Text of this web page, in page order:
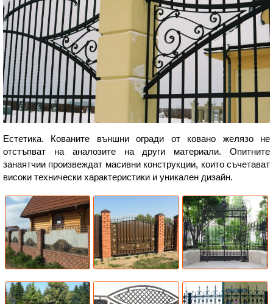
Естетика. Кованите външни огради от ковано желязо не
отстъпват на аналозите на други материали. Опитните
занаятчии произвеждат масивни конструкции, които съчетават
високи технически характеристики и уникален дизайн.